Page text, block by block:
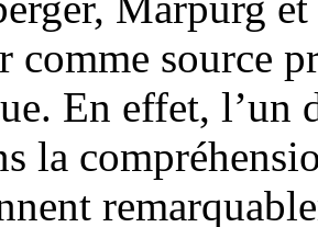
comme source
En effet, l’un
la